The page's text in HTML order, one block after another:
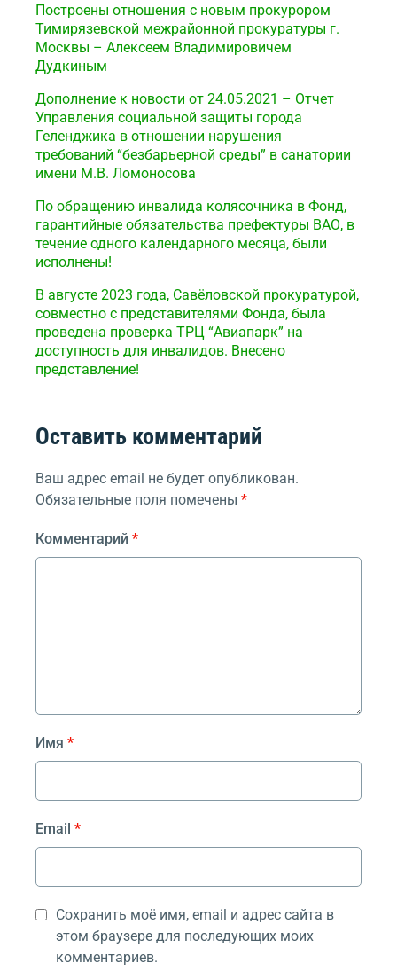
Построены отношения с новым прокурором
Тимирязевской межрайонной прокуратуры г.
Москвы – Алексеем Владимировичем
Дудкиным
Дополнение к новости от 24.05.2021 – Отчет
Управления социальной защиты города
Геленджика в отношении нарушения
требований “безбарьерной среды” в санатории
имени М.В. Ломоносова
По обращению инвалида колясочника в Фонд,
гарантийные обязательства префектуры ВАО, в
течение одного календарного месяца, были
исполнены!
В августе 2023 года, Савёловской прокуратурой,
совместно с представителями Фонда, была
проведена проверка ТРЦ “Авиапарк” на
доступность для инвалидов. Внесено
представление!
Оставить комментарий
Ваш адрес email не будет опубликован.
Обязательные поля помечены *
Комментарий *
Имя *
Email *
Сохранить моё имя, email и адрес сайта в
этом браузере для последующих моих
комментариев.